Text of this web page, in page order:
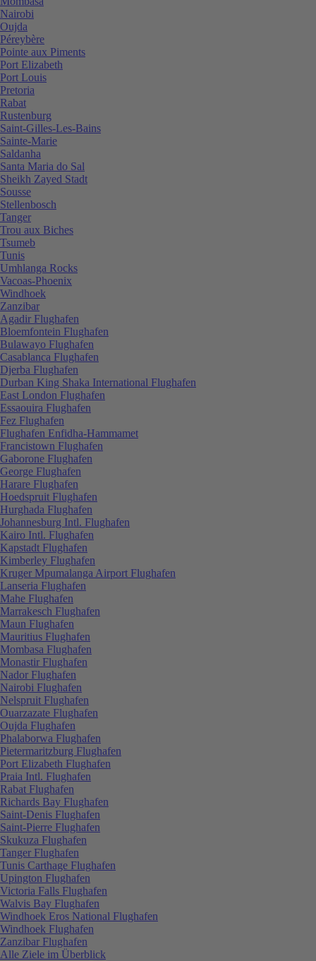
Nairobi
Oujda
Péreybère
Pointe aux Piments
Port Elizabeth
Port Louis
Pretoria
Rabat
Rustenburg
Saint-Gilles-Les-Bains
Sainte-Marie
Saldanha
Santa Maria do Sal
Sheikh Zayed Stadt
Sousse
Stellenbosch
Tanger
Trou aux Biches
Tsumeb
Tunis
Umhlanga Rocks
Vacoas-Phoenix
Windhoek
Zanzibar
Agadir Flughafen
Bloemfontein Flughafen
Bulawayo Flughafen
Casablanca Flughafen
Djerba Flughafen
Durban King Shaka International Flughafen
East London Flughafen
Essaouira Flughafen
Fez Flughafen
Flughafen Enfidha-Hammamet
Francistown Flughafen
Gaborone Flughafen
George Flughafen
Harare Flughafen
Hoedspruit Flughafen
Hurghada Flughafen
Johannesburg Intl. Flughafen
Kairo Intl. Flughafen
Kapstadt Flughafen
Kimberley Flughafen
Kruger Mpumalanga Airport Flughafen
Lanseria Flughafen
Mahe Flughafen
Marrakesch Flughafen
Maun Flughafen
Mauritius Flughafen
Mombasa Flughafen
Monastir Flughafen
Nador Flughafen
Nairobi Flughafen
Nelspruit Flughafen
Ouarzazate Flughafen
Oujda Flughafen
Phalaborwa Flughafen
Pietermaritzburg Flughafen
Port Elizabeth Flughafen
Praia Intl. Flughafen
Rabat Flughafen
Richards Bay Flughafen
Saint-Denis Flughafen
Saint-Pierre Flughafen
Skukuza Flughafen
Tanger Flughafen
Tunis Carthage Flughafen
Upington Flughafen
Victoria Falls Flughafen
Walvis Bay Flughafen
Windhoek Eros National Flughafen
Windhoek Flughafen
Zanzibar Flughafen
Alle Ziele im Überblick